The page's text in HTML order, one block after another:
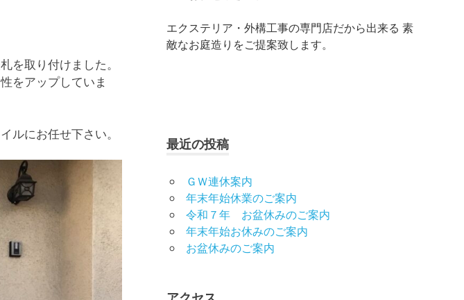
を取り付けました。
をアップしていま
ルにお任せ下さい。
エクステリア・外構工事の専門店だから出来る 素
敵なお庭造りをご提案致します。
最近の投稿
ＧＷ連休案内
年末年始休業のご案内
令和７年 お盆休みのご案内
年末年始お休みのご案内
お盆休みのご案内